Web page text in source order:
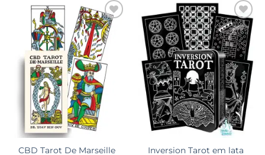
Adicionar
aos meus
desejos
CBD Tarot De Marseille
Adicionar
aos meus
desejos
Inversion Tarot em lata